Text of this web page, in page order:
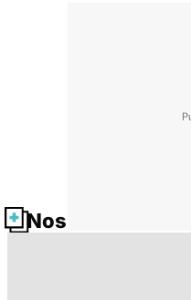
Nos fiches santé